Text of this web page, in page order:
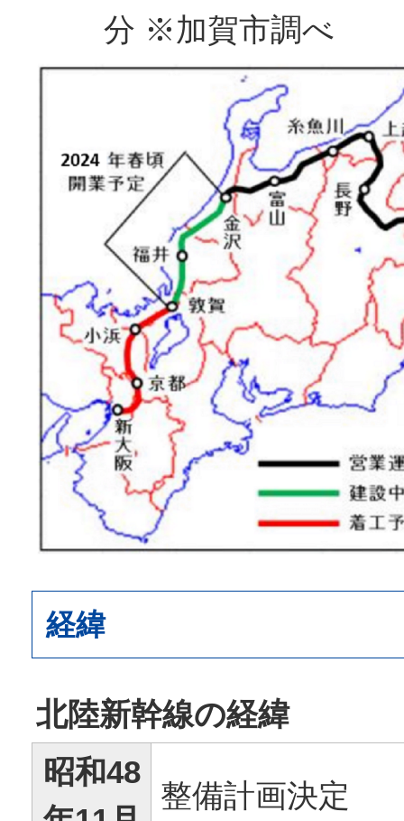
分 ※加賀市調べ
経緯
北陸新幹線の経緯
昭和48
整備計画決定